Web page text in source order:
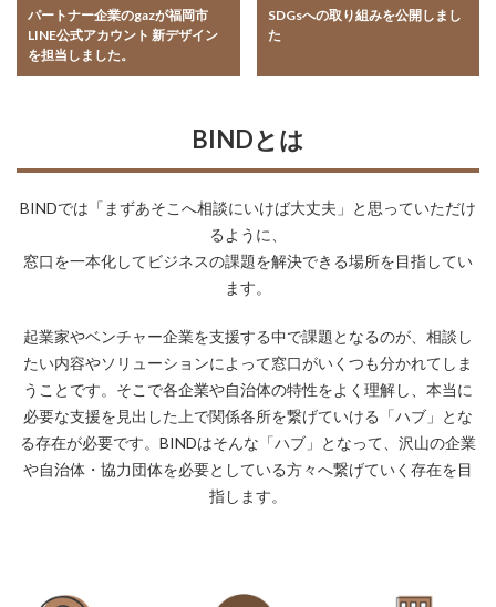
パートナー企業のgazが福岡市
LINE公式アカウント 新デザイン
を担当しました。
SDGsへの取り組みを公開しまし
た
BINDとは
BINDでは「まずあそこへ相談にいけば大丈夫」と思っていただけ
るように、
窓口を一本化してビジネスの課題を解決できる場所を目指してい
ます。
起業家やベンチャー企業を支援する中で課題となるのが、相談し
たい内容やソリューションによって窓口がいくつも分かれてしま
うことです。そこで各企業や自治体の特性をよく理解し、本当に
必要な支援を見出した上で関係各所を繋げていける「ハブ」とな
る存在が必要です。BINDはそんな「ハブ」となって、沢山の企業
や自治体・協力団体を必要としている方々へ繋げていく存在を目
指します。